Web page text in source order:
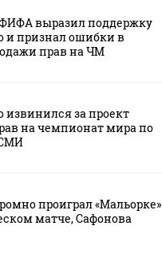
выразил поддержку
и признал ошибки в
прав на ЧМ
за проект
на чемпионат мира по
проиграл «Мальорке»
матче, Сафонова